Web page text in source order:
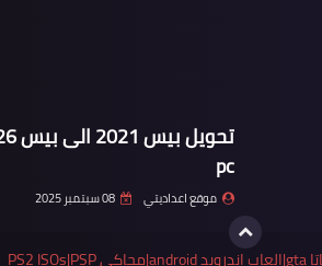
pc
موقع اعداديتي 08 سبتمبر 2025